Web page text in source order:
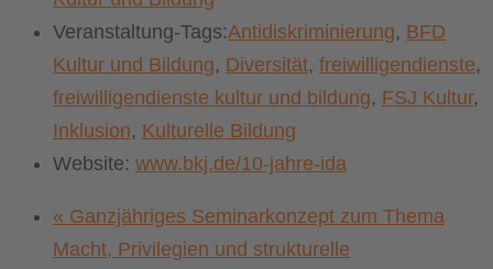
Veranstaltung-Tags:Antidiskriminierung, BFD
Kultur und Bildung, Diversität, freiwilligendienste,
freiwilligendienste kultur und bildung, FSJ Kultur,
Inklusion, Kulturelle Bildung
Website: www.bkj.de/10-jahre-ida
« Ganzjähriges Seminarkonzept zum Thema
Macht, Privilegien und strukturelle